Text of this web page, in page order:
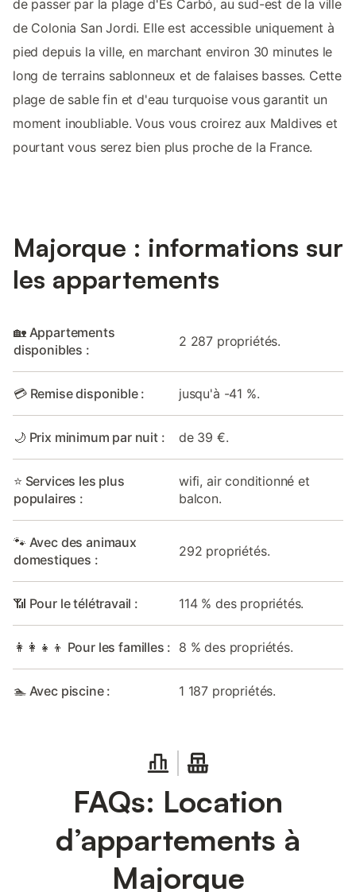
de passer par la plage d'Es Carbó, au sud-est de la ville
de Colonia San Jordi. Elle est accessible uniquement à
pied depuis la ville, en marchant environ 30 minutes le
long de terrains sablonneux et de falaises basses. Cette
plage de sable fin et d'eau turquoise vous garantit un
moment inoubliable. Vous vous croirez aux Maldives et
pourtant vous serez bien plus proche de la France.
Majorque : informations sur
les appartements
🏡 Appartements
disponibles :
2 287 propriétés.
💳 Remise disponible : jusqu'à -41 %.
🌙 Prix minimum par nuit : de 39 €.
⭐ Services les plus
populaires :
wifi, air conditionné et
balcon.
🐾 Avec des animaux
domestiques :
292 propriétés.
📶 Pour le télétravail : 114 % des propriétés.
👩‍👩‍👧‍👦 Pour les familles : 8 % des propriétés.
🏊 Avec piscine : 1 187 propriétés.
FAQs: Location
d’appartements à
Majorque